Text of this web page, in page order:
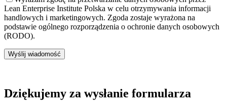
Lean Enterprise Institute Polska w celu otrzymywania informacji
handlowych i marketingowych. Zgoda zostaje wyrażona na
podstawie ogólnego rozporządzenia o ochronie danych osobowych
(RODO).
Wyślij wiadomość
Dziękujemy za wysłanie formularza